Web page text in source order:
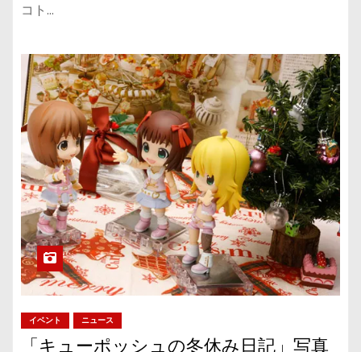
コト…
イベント ニュース
「キューポッシュの冬休み日記」写真